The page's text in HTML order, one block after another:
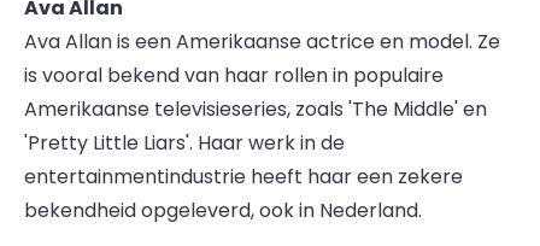
Ava Allan
Ava Allan is een Amerikaanse actrice en model. Ze
is vooral bekend van haar rollen in populaire
Amerikaanse televisieseries, zoals 'The Middle' en
'Pretty Little Liars'. Haar werk in de
entertainmentindustrie heeft haar een zekere
bekendheid opgeleverd, ook in Nederland.